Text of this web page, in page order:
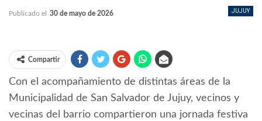
JUJUY
Publicado el 30 de mayo de 2026
Compartir
Con el acompañamiento de distintas áreas de la
Municipalidad de San Salvador de Jujuy, vecinos y
vecinas del barrio compartieron una jornada festiva